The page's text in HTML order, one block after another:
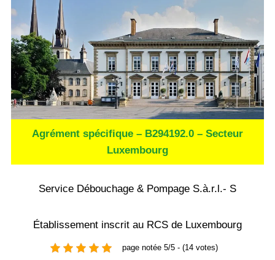
Agrément spécifique – B294192.0 – Secteur
Luxembourg
Service Débouchage & Pompage S.à.r.l.- S
Établissement inscrit au RCS de Luxembourg
page notée 5/5 - (14 votes)